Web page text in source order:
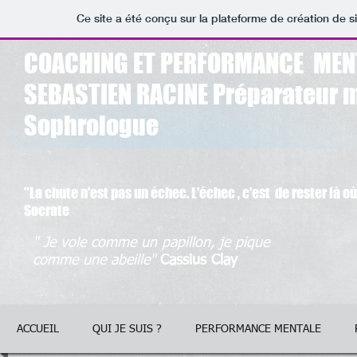
Ce site a été conçu sur la plateforme de création de
COACHING ET PERFORMANCE
SEBASTIEN RACINE Préparateur
Sophrologue
"La chute n'est pas un échec. L'échec , c'est de rester là
Socrate
ACCUEIL QUI JE SUIS ? PERFORMANCE MENTALE
" Je vole comme un papillon, je pique
comme une abeille" Cassius Clay